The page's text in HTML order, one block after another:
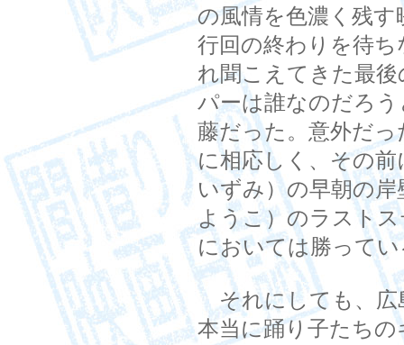
の風情を色濃く残
行回の終わりを待
れ聞こえてきた最
パーは誰なのだろ
藤だった。意外だ
に相応しく、その
いずみ）の早朝の
ようこ）のラスト
においては勝って
それにしても、広
本当に踊り子たち